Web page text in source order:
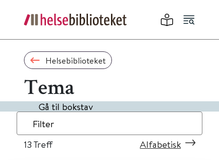
Helsebiblioteket
Tema
Gå til bokstav
Filter
13 Treff Alfabetisk